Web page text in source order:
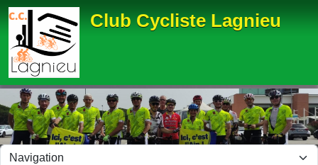
Club Cycliste Lagnieu
Panneau de gestion des cookies